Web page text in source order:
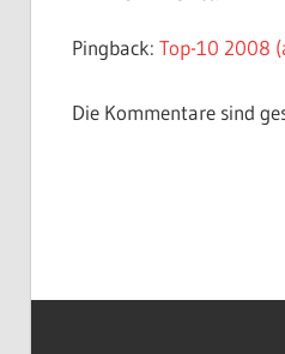
Pingback: Top-10 2008
Die Kommentare sind